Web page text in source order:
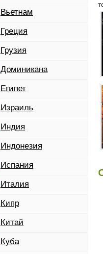
Вьетнам
Греция
Грузия
Доминикана
Египет
Израиль
Индия
Индонезия
Испания
Италия
Кипр
Китай
Куба